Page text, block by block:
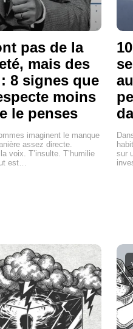
pas de la
mais des
8 signes que
moins
le penses
imaginent le manque
assez directe.
voix. T’insulte. T’humilie
est…
sur